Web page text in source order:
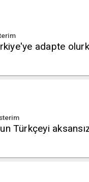
adapte
Türkçeyi